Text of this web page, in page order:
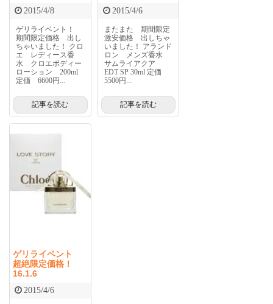
2015/4/8
ゲリライベント！
期間限定価格 出し
ちゃいました！ クロ
エ レディース香
水 クロエボディー
ローション 200ml
定価 6600円...
記事を読む
2015/4/6
またまた 期間限定
激安価格 出しちゃ
いました！ アランド
ロン メンズ香水
サムライアクア
EDT SP 30ml 定価
5500円...
記事を読む
ゲリライベント
超絶限定価格！
16.1.6
2015/4/6